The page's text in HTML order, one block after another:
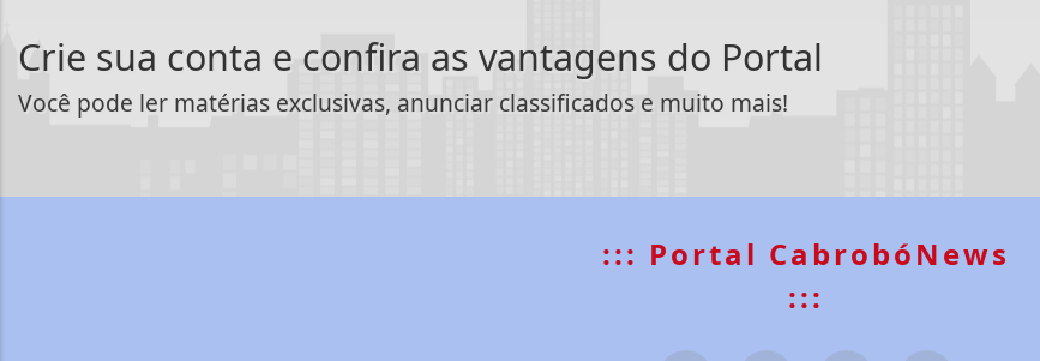
Crie sua conta e confira as vantagens do Portal
Você pode ler matérias exclusivas, anunciar classificados e muito mais!
::: Portal CabrobóNews
:::